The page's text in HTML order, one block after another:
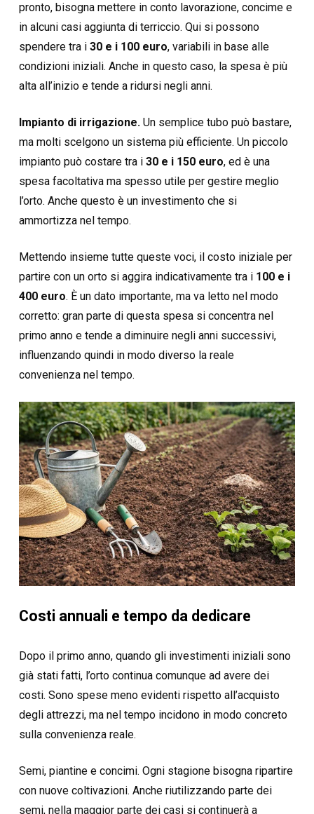
pronto, bisogna mettere in conto lavorazione, concime e
in alcuni casi aggiunta di terriccio. Qui si possono
spendere tra i 30 e i 100 euro, variabili in base alle
condizioni iniziali. Anche in questo caso, la spesa è più
alta all’inizio e tende a ridursi negli anni.
Impianto di irrigazione.Un semplice tubo può bastare,
ma molti scelgono un sistema più efficiente. Un piccolo
impianto può costare tra i 30 e i 150 euro, ed è una
spesa facoltativa ma spesso utile per gestire meglio
l’orto. Anche questo è un investimento che si
ammortizza nel tempo.
Mettendo insieme tutte queste voci, il costo iniziale per
partire con un orto si aggira indicativamente tra i 100 e i
400 euro. È un dato importante, ma va letto nel modo
corretto: gran parte di questa spesa si concentra nel
primo anno e tende a diminuire negli anni successivi,
influenzando quindi in modo diverso la reale
convenienza nel tempo.
Costi annuali e tempo da dedicare
Dopo il primo anno, quando gli investimenti iniziali sono
già stati fatti, l’orto continua comunque ad avere dei
costi. Sono spese meno evidenti rispetto all’acquisto
degli attrezzi, ma nel tempo incidono in modo concreto
sulla convenienza reale.
Semi, piantine e concimi. Ogni stagione bisogna ripartire
con nuove coltivazioni. Anche riutilizzando parte dei
semi, nella maggior parte dei casi si continuerà a